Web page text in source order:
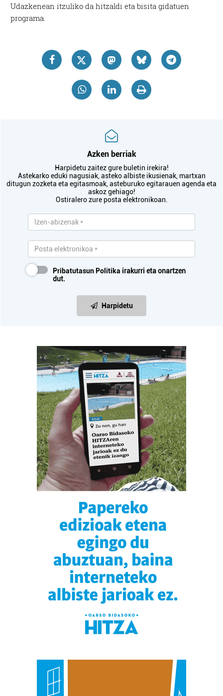
Udazkenean itzuliko da hitzaldi eta bisita gidatuen
programa.
Azken berriak
Harpidetu zaitez gure buletin irekira!
Astekarko eduki nagusiak, asteko albiste ikusienak, martxan
ditugun zozketa eta egitasmoak, asteburuko egitarauen agenda eta
askoz gehiago!
Ostiralero zure posta elektronikoan.
Pribatutasun Politika irakurri eta onartzen
dut.
Harpidetu